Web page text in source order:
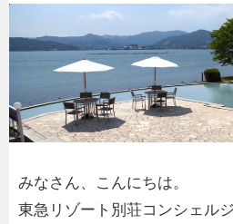
みなさん、こんにちは。
東急リゾート別荘コンシェル